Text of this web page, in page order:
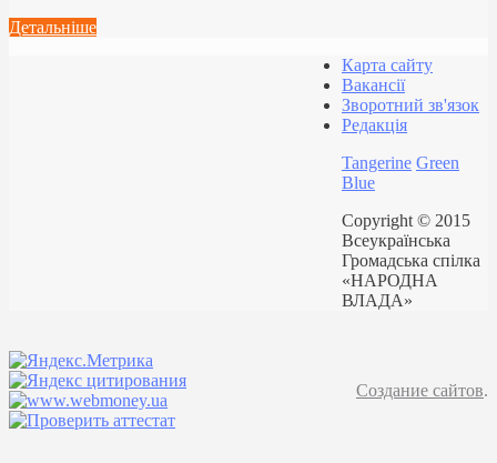
Детальніше
Карта сайту
Вакансії
Зворотний зв'язок
Редакція
Tangerine Green
Blue
Copyright © 2015
Всеукраїнська
Громадська спілка
«НАРОДНА
ВЛАДА»
Создание сайтов.